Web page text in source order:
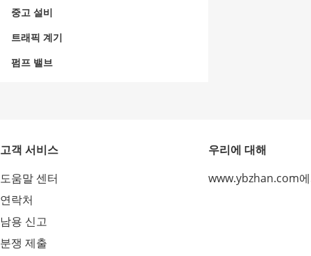
중고 설비
트래픽 계기
펌프 밸브
고객 서비스
도움말 센터
연락처
남용 신고
분쟁 제출
우리에 대해
www.ybzhan.com